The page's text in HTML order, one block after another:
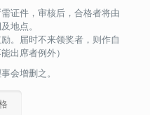
证件，审核后，合格者将由
地点。
。届时不来领奖者，则作自
出席者例外）
会增删之。